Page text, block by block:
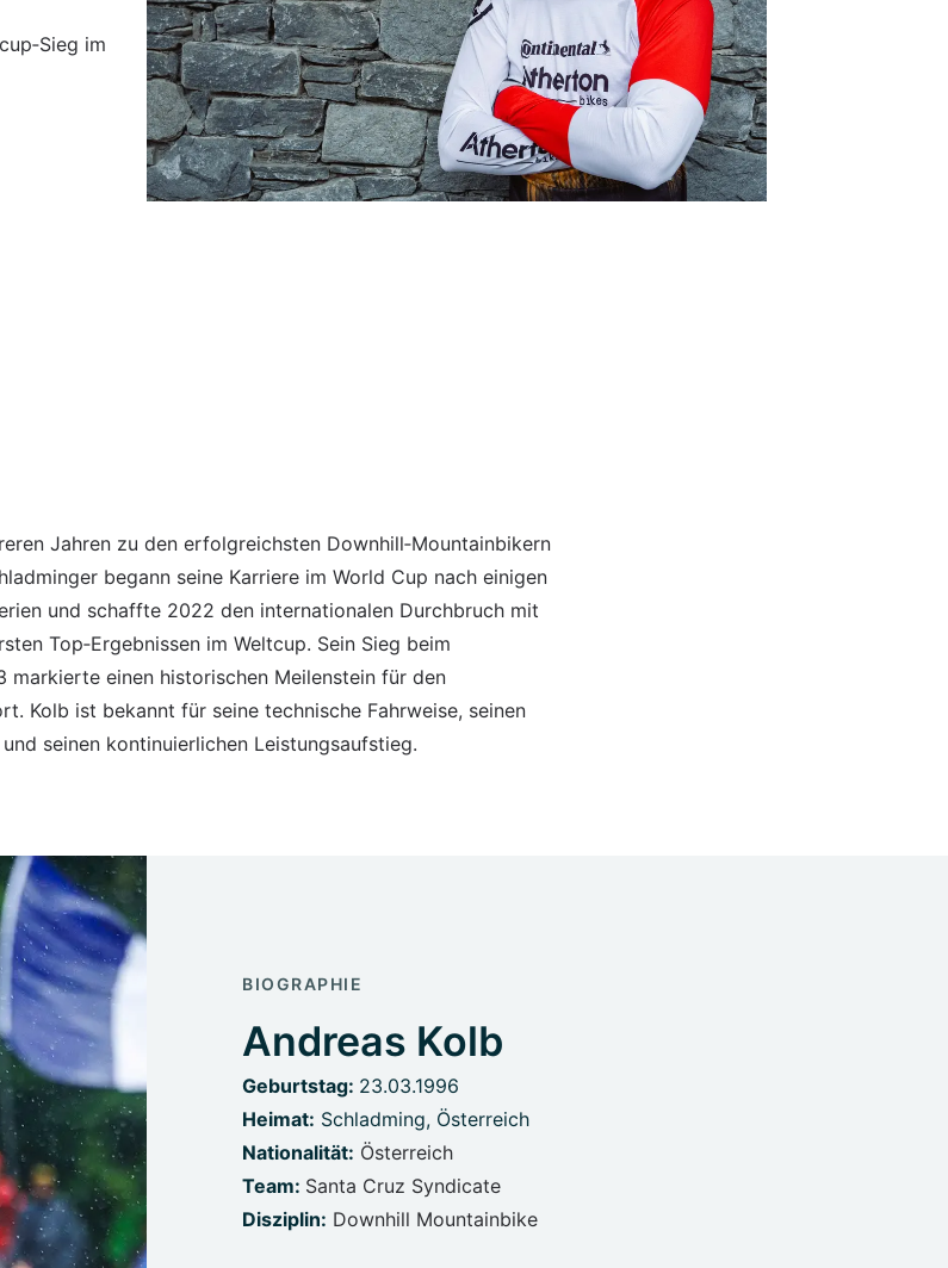
im
Jahren zu den erfolgreichsten Downhill‑Mountainbikern
begann seine Karriere im World Cup nach einigen
und schaffte 2022 den internationalen Durchbruch mit
Top‑Ergebnissen im Weltcup. Sein Sieg beim
markierte einen historischen Meilenstein für den
Kolb ist bekannt für seine technische Fahrweise, seinen
seinen kontinuierlichen Leistungsaufstieg.
BIOGRAPHIE
Andreas Kolb
Geburtstag: 23.03.1996
Heimat: Schladming, Österreich
Nationalität: Österreich
Team: Santa Cruz Syndicate
Disziplin: Downhill Mountainbike